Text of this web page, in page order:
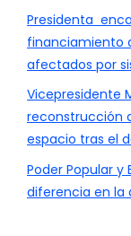
Presidenta
financiamiento
afectados por
Vicepresidente
reconstrucción
espacio tras el
Poder Popular
diferencia en la